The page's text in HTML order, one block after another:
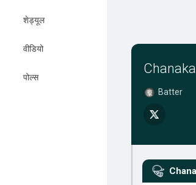
शेड्यूल
वीडियो
पोल्स
Batter